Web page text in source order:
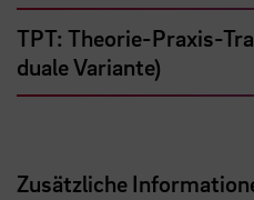
TPT: Theorie-Praxis-
duale Variante)
Zusätzliche